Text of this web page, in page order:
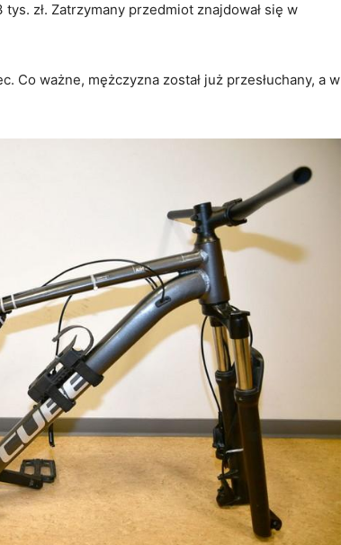
zł. Zatrzymany przedmiot znajdował się w
Co ważne, mężczyzna został już przesłuchany, a w